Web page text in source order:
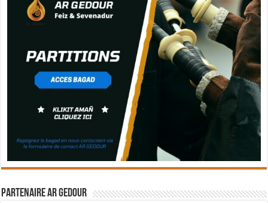
Partenaire Ar Gedour